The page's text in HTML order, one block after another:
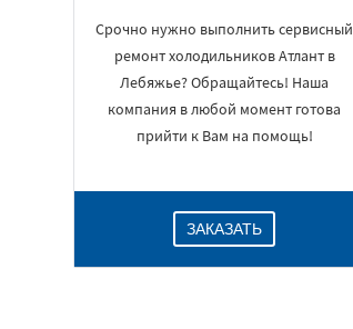
Срочно нужно выполнить сервисный
ремонт холодильников Атлант в
Лебяжье? Обращайтесь! Наша
компания в любой момент готова
прийти к Вам на помощь!
ЗАКАЗАТЬ